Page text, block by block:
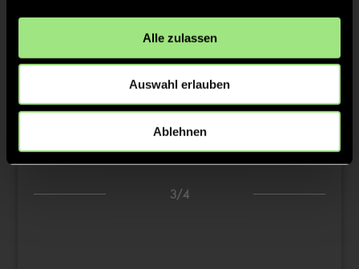
Alle zulassen
Auswahl erlauben
Ablehnen
1/4
1:0 Carla Janz, 11’
2/4
Hannah Wilbertz, 27’
3/4